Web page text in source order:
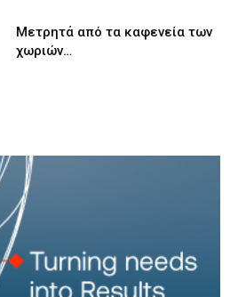
Μετρητά από τα καφενεία των
χωριών…